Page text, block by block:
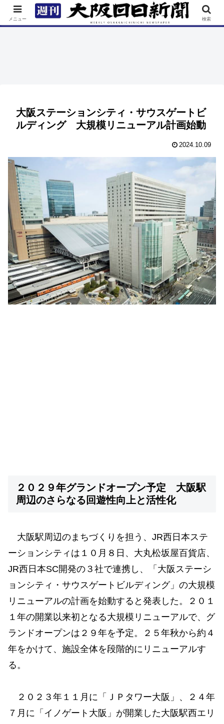
TOP 特集 ニュース 連載 街ネタ イベント
大阪ステーションシティ・サウスゲートビ
ルディング 大規模リニューアル計画始動
2024.10.09
２０２９年グランドオープン予定 大阪駅
周辺のさらなる回遊性向上と活性化
大阪駅周辺のまちづくりを担う、JR西日本ステ
ーションシティは１０月８日、大丸松坂屋百貨店、
JR西日本SC開発の３社で連携し、「大阪ステーシ
ョンシティ・サウスゲートビルディング」の大規模
リニューアルの計画を始動すると発表した。２０１
１年の開業以来初となる大規模リニューアルで、グ
ランドオープンは２９年を予定。２５年秋から約４
年をかけて、施設全体を段階的にリニューアルす
る。
２０２３年１１月に「ＪＰタワー大阪」、２４年
７月に「イノゲート大阪」が開業した大阪駅西エリ
メニュー 検索